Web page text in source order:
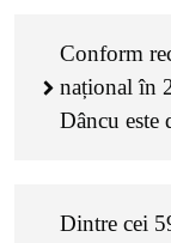
Conform
național în
Dâncu este
Dintre cei